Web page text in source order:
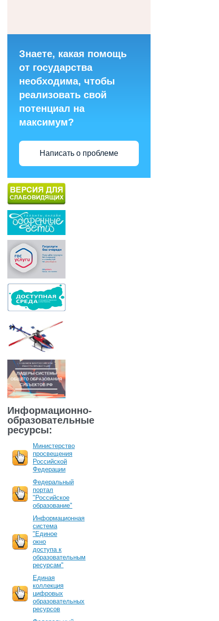
Знаете, какая помощь
от государства
необходима, чтобы
реализовать свой
потенциал на
максимум?
Написать о проблеме
Информационно-
образовательные
ресурсы:
Министерство
просвещения
Российской
Федерации
Федеральный
портал
"Российское
образование"
Информационная
система
"Единое
окно
доступа к
образовательным
ресурсам"
Единая
коллекция
цифровых
образовательных
ресурсов